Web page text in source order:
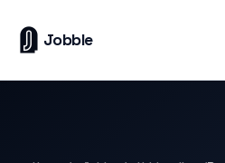
Jobble